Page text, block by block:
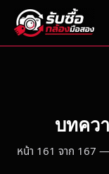
บทคว
หน้า 161 จาก 167